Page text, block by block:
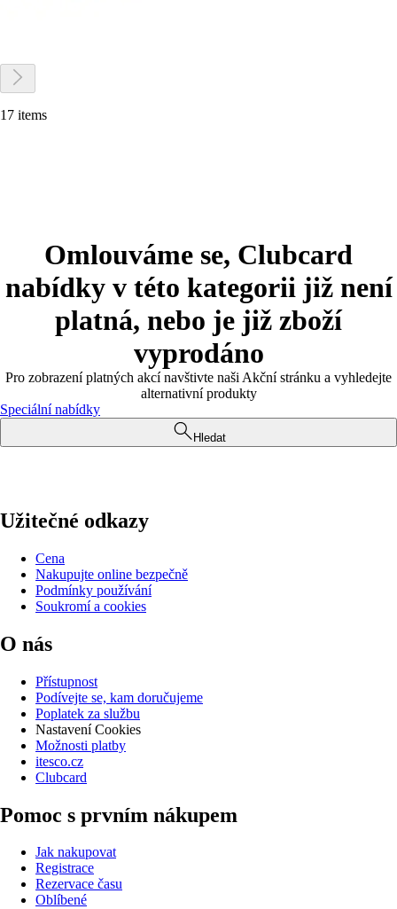
17 items
Omlouváme se, Clubcard
nabídky v této kategorii již není
platná, nebo je již zboží
vyprodáno
Pro zobrazení platných akcí navštivte naši Akční stránku a vyhledejte
alternativní produkty
Speciální nabídky
Hledat
Užitečné odkazy
Cena
Nakupujte online bezpečně
Podmínky používání
Soukromí a cookies
O nás
Přístupnost
Podívejte se, kam doručujeme
Poplatek za službu
Nastavení Cookies
Možnosti platby
itesco.cz
Clubcard
Pomoc s prvním nákupem
Jak nakupovat
Registrace
Rezervace času
Oblíbené